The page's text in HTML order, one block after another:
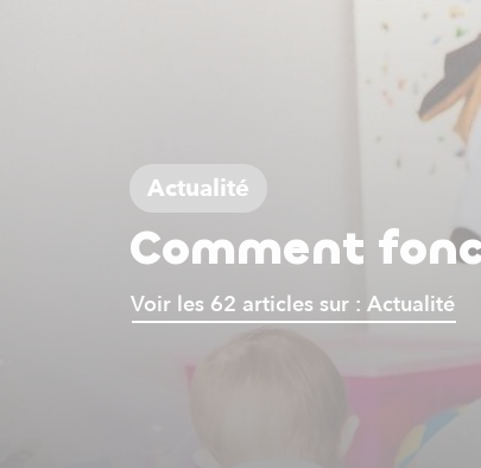
Actualité
Comment
Voir les 62 articles sur : Actualité